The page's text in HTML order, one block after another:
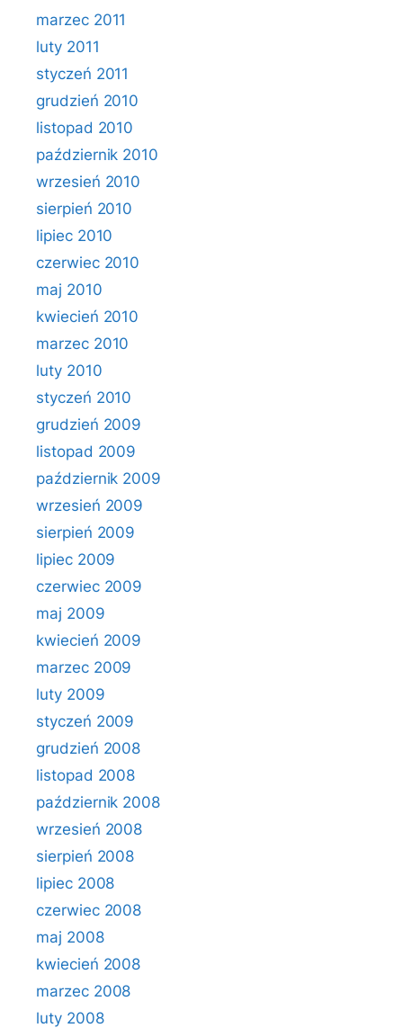
marzec 2011
luty 2011
styczeń 2011
grudzień 2010
listopad 2010
październik 2010
wrzesień 2010
sierpień 2010
lipiec 2010
czerwiec 2010
maj 2010
kwiecień 2010
marzec 2010
luty 2010
styczeń 2010
grudzień 2009
listopad 2009
październik 2009
wrzesień 2009
sierpień 2009
lipiec 2009
czerwiec 2009
maj 2009
kwiecień 2009
marzec 2009
luty 2009
styczeń 2009
grudzień 2008
listopad 2008
październik 2008
wrzesień 2008
sierpień 2008
lipiec 2008
czerwiec 2008
maj 2008
kwiecień 2008
marzec 2008
luty 2008